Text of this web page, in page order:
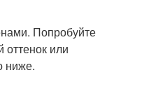
Попробуйте
или
ниже.